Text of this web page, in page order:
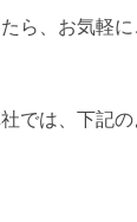
ら、お気軽
では、下記